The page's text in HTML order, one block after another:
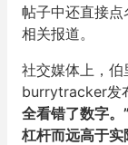
帖子中还直接
相关报道。
社交媒体上，
burrytracker发
全看错了数字。”
杠杆而远高于实